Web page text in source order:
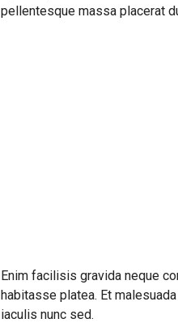
pellentesque massa placerat
Enim facilisis gravida neque
habitasse platea. Et
iaculis nunc sed.